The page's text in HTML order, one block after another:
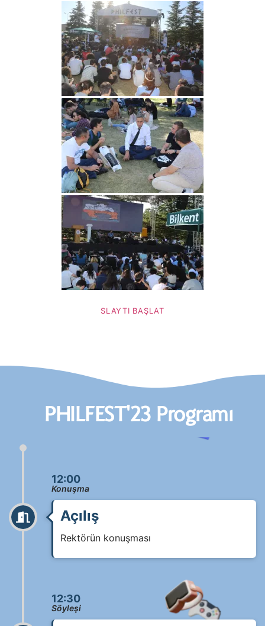
SLAYTI BAŞLAT
PHILFEST'23 Programı
12:00
Konuşma
Açılış
Rektörün konuşması
12:30
Söyleşi